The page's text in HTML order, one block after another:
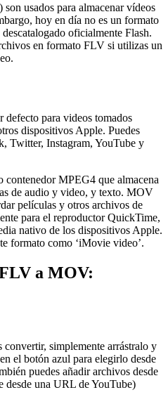
usados para almacenar vídeos
hoy en día no es un formato
oficialmente Flash.
en formato FLV si utilizas un
para videos tomados
dispositivos Apple. Puedes
Twitter, Instagram, YouTube y
MPEG4 que almacena
de audio y video, y texto. MOV
películas y otros archivos de
para el reproductor QuickTime,
nativo de los dispositivos Apple.
formato como ‘iMovie video’.
a MOV:
simplemente arrástralo y
el botón azul para elegirlo desde
puedes añadir archivos desde
desde una URL de YouTube)